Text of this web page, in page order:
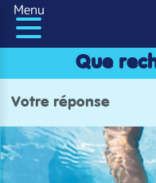
Panneau de gestion des
Menu
Que